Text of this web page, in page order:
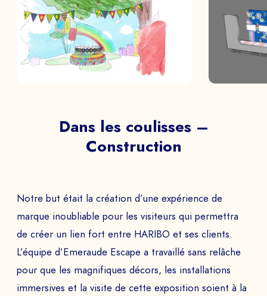
Dans les coulisses –
Construction
Notre but était la création d’une expérience de
marque inoubliable pour les visiteurs qui permettra
de créer un lien fort entre HARIBO et ses clients.
L’équipe d’Emeraude Escape a travaillé sans relâche
pour que les magnifiques décors, les installations
immersives et la visite de cette exposition soient à la